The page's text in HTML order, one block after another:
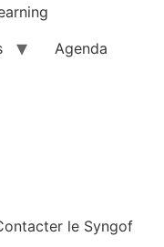
Agenda
le Syngof